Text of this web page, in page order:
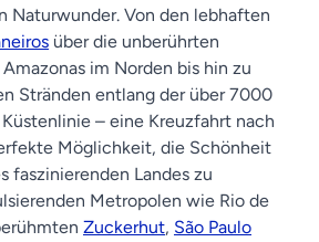
Naturwunder. Von den lebhaften
über die unberührten
im Norden bis hin zu
Stränden entlang der über 7000
– eine Kreuzfahrt nach
Möglichkeit, die Schönheit
faszinierenden Landes zu
Metropolen wie Rio de
Zuckerhut, São Paulo